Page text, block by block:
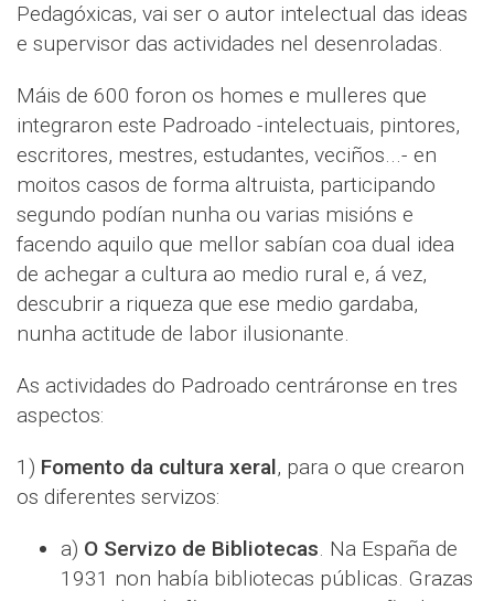
Pedagóxicas, vai ser o autor intelectual das ideas
e supervisor das actividades nel desenroladas.
Máis de 600 foron os homes e mulleres que
integraron este Padroado -intelectuais, pintores,
escritores, mestres, estudantes, veciños...- en
moitos casos de forma altruista, participando
segundo podían nunha ou varias misións e
facendo aquilo que mellor sabían coa dual idea
de achegar a cultura ao medio rural e, á vez,
descubrir a riqueza que ese medio gardaba,
nunha actitude de labor ilusionante.
As actividades do Padroado centráronse en tres
aspectos:
1) Fomento da cultura xeral, para o que crearon
os diferentes servizos:
a) O Servizo de Bibliotecas. Na España de
1931 non había bibliotecas públicas. Grazas